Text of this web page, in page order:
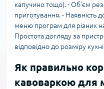
капучино тощо). - Об’єм
приготування. - Наявність
меню програм для різних
Простота догляду за
відповідно до розміру
Як правильно
кавоваркою для